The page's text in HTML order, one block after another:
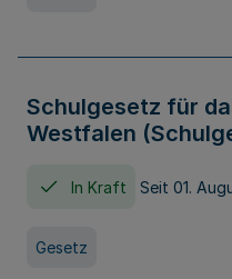
Schulgesetz für
Westfalen
In Kraft Seit 01.
Gesetz